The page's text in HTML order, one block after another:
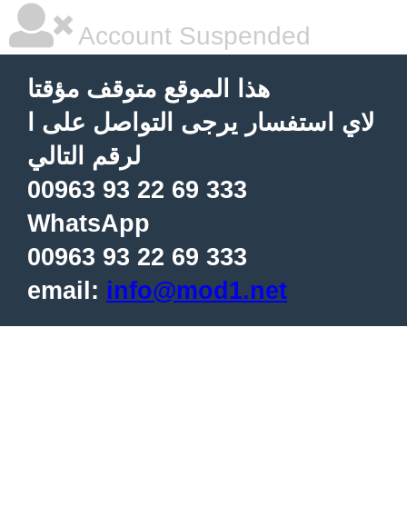
Account Suspended
هذا الموقع متوقف مؤقتا
لاي استفسار يرجى التواصل على ا
لرقم التالي
00963 93 22 69 333
WhatsApp
00963 93 22 69 333
email: info@mod1.net